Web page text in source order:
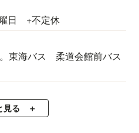
日 +不定休
東海バス 柔道会館前バス
見る